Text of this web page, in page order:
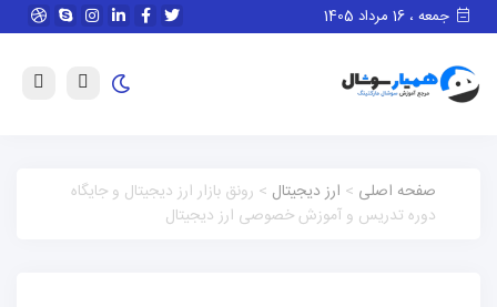
جمعه ، 16 مرداد 1405
صفحه اصلی > ارز دیجیتال > رونق بازار ارز دیجیتال و جایگاه
دوره تدریس و آموزش خصوصی ارز دیجیتال